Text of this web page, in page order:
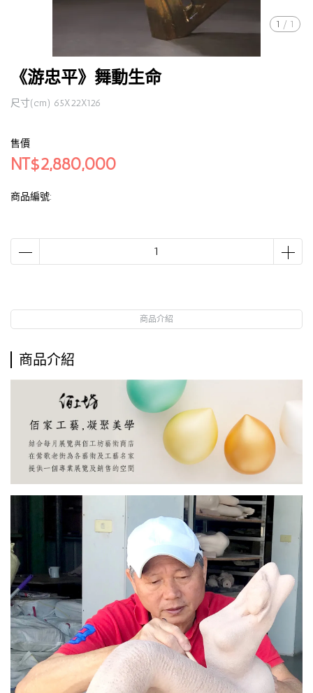
1 / 1
《游忠平》舞動生命
尺寸(cm) 65X22X126
售價
NT$2,880,000
商品編號:
商品介紹
商品介紹